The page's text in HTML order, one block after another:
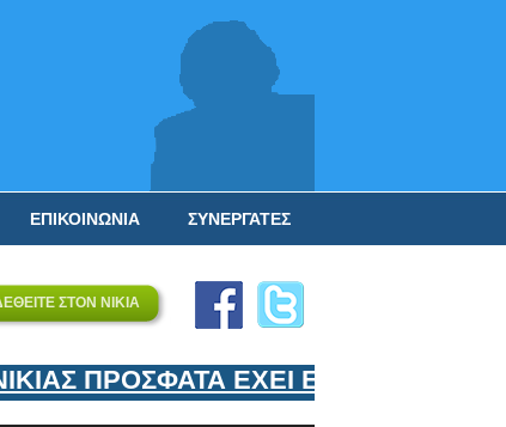
ΣΥΝΕΡΓΑΤΕΣ
ΕΠΙΚΟΙΝΩΝΙΑ
ΣΤΟΝ ΝΙΚΙΑ
ΠΡΟΣΦΑΤΑ ΕΧΕΙ ΕΝΤΑΞΕΙ ΣΤΟΝ